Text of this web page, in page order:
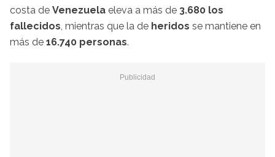
costa de Venezuela eleva a más de 3.680 los
fallecidos, mientras que la de heridos se mantiene en
más de 16.740 personas.